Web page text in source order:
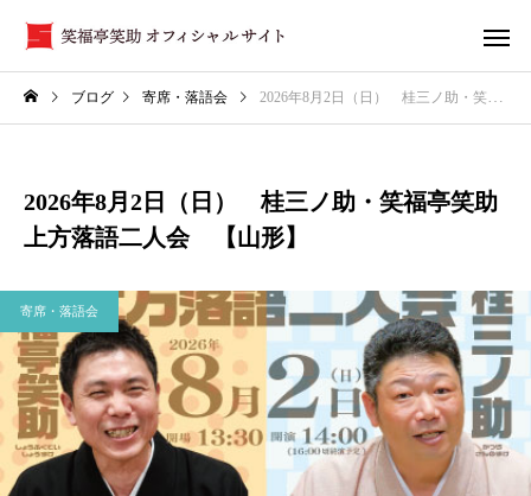
ブログ 寄席・落語会 2026年8月2日（日） 桂三ノ助・笑福亭笑助 上方落語二人会 【山形】
2026年8月2日（日） 桂三ノ助・笑福亭笑助
上方落語二人会 【山形】
寄席・落語会